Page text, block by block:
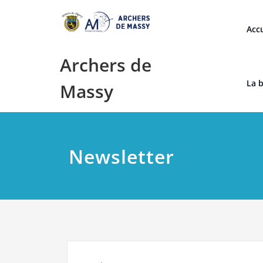
Archers de
Massy
La
Newsletter